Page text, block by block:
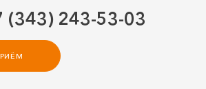
(343) 243-53-03